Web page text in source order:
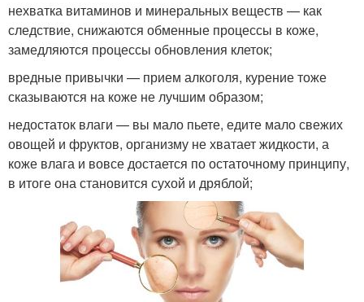
нехватка витаминов и минеральных веществ — как
следствие, снижаются обменные процессы в коже,
замедляются процессы обновления клеток;
вредные привычки — прием алкоголя, курение тоже
сказываются на коже не лучшим образом;
недостаток влаги — вы мало пьете, едите мало свежих
овощей и фруктов, организму не хватает жидкости, а
коже влага и вовсе достается по остаточному принципу,
в итоге она становится сухой и дряблой;